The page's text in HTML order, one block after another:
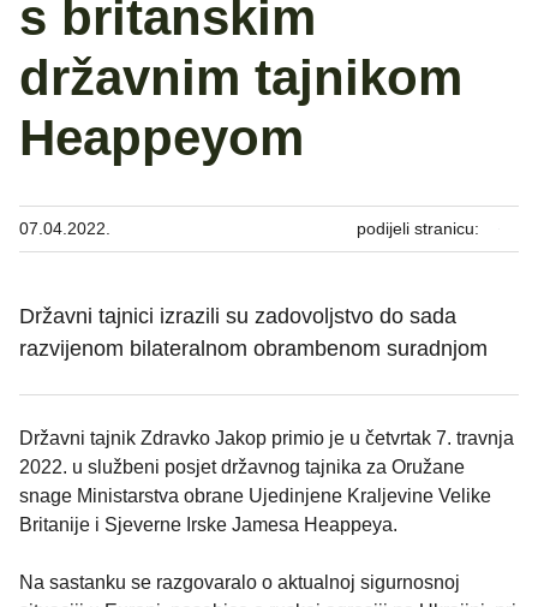
s britanskim
državnim tajnikom
Heappeyom
07.04.2022. podijeli stranicu:
Državni tajnici izrazili su zadovoljstvo do sada
razvijenom bilateralnom obrambenom suradnjom
Državni tajnik Zdravko Jakop primio je u četvrtak 7. travnja
2022. u službeni posjet državnog tajnika za Oružane
snage Ministarstva obrane Ujedinjene Kraljevine Velike
Britanije i Sjeverne Irske Jamesa Heappeya.
Na sastanku se razgovaralo o aktualnoj sigurnosnoj